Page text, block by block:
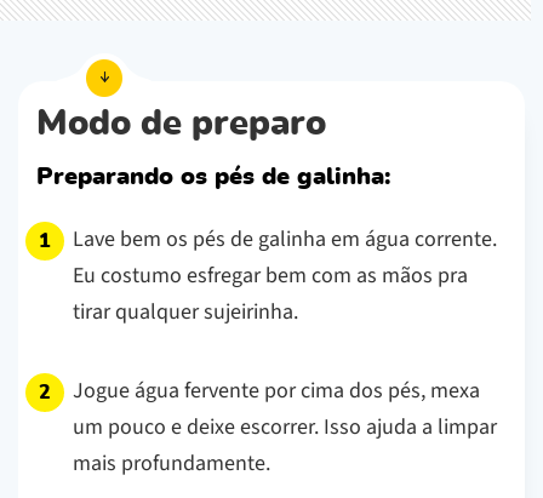
Modo de preparo
Preparando os pés de galinha:
Lave bem os pés de galinha em água corrente.
Eu costumo esfregar bem com as mãos pra
tirar qualquer sujeirinha.
Jogue água fervente por cima dos pés, mexa
um pouco e deixe escorrer. Isso ajuda a limpar
mais profundamente.